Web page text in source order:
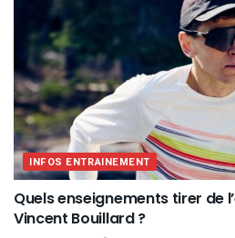
INFOS ENTRAINEMENT
Quels enseignements tirer de
Vincent Bouillard ?